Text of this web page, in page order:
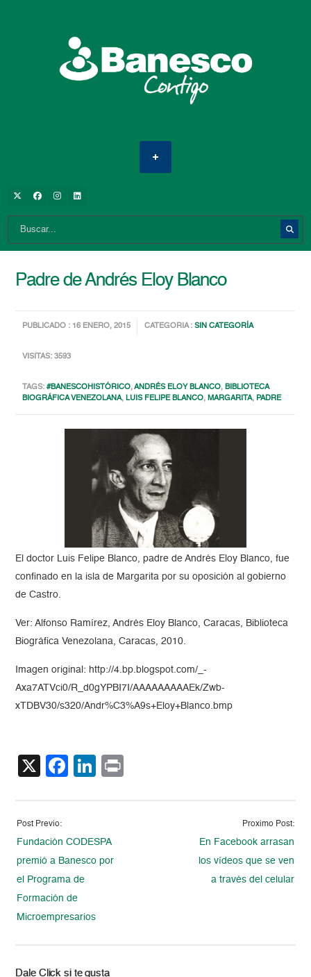
Padre de Andrés Eloy Blanco
PUBLICADO : 16 ENERO, 2015 CATEGORIA :SIN CATEGORÍA
VISITAS: 3593
TAGS:#BANESCOHISTÓRICO,ANDRÉS ELOY BLANCO,BIBLIOTECA
BIOGRÁFICA VENEZOLANA,LUIS FELIPE BLANCO,MARGARITA, PADRE
El doctor Luis Felipe Blanco, padre de Andrés Eloy Blanco, fue
confinado en la isla de Margarita por su oposición al gobierno
de Castro.
Ver: Alfonso Ramírez, Andrés Eloy Blanco, Caracas, Biblioteca
Biográfica Venezolana, Caracas, 2010.
Imagen original: http://4.bp.blogspot.com/_-
Axa7ATVci0/R_d0gYPBI7I/AAAAAAAAAEk/Zwb-
xTDBV30/s320/Andr%C3%A9s+Eloy+Blanco.bmp
X Facebook
LinkedIn
Post Previo:
Fundación CODESPA
premió a Banesco por
el Programa de
Formación de
Microempresarios
Proximo Post:
En Facebook arrasan
los vídeos que se ven
a través del celular
Dale Click si te gusta